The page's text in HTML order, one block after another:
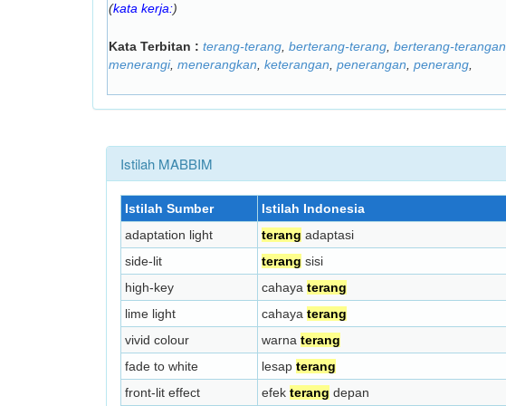
(kata kerja:)
Kata Terbitan : terang-terang berterang-terang berterang-terangan
menerangi, menerangkan keterangan penerangan penerang
Istilah MABBIM
Istilah Sumber Istilah Indonesia
adaptation light
terang adaptasi
side-lit
terang sisi
high-key
cahaya terang
lime light
cahaya terang
vivid colour
warna terang
fade to white
lesap terang
front-lit effect
efek terang depan